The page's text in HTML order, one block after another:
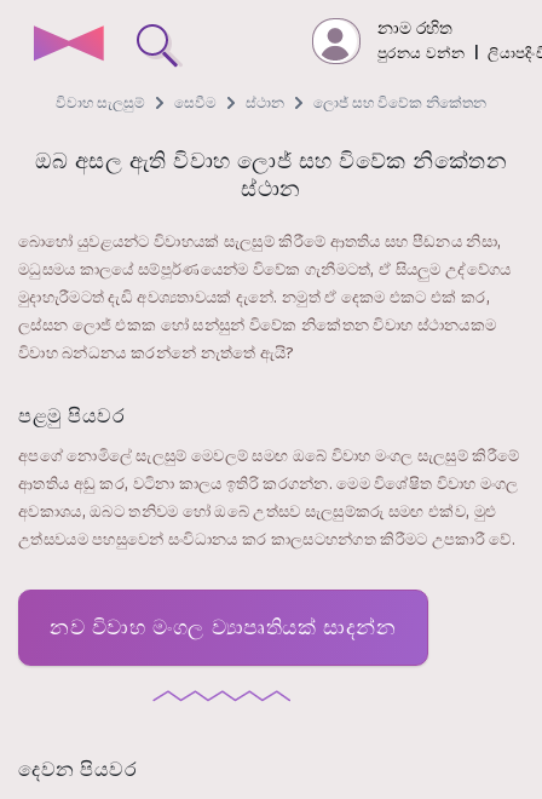
නාම රහිත
පුරනය වන්න
විවාහ සැලසුම් සෙවීම ස්ථාන ලොජ් සහ විවේක නිකේතන
ඔබ අසල ඇති විවාහ ලොජ් සහ විවේක නිකේතන
ස්ථාන
බොහෝ යුවළයන්ට විවාහයක් සැලසුම් කිරීමේ ආතතිය සහ පීඩනය නිසා,
මධුසමය කාලයේ සම්පූර්ණයෙන්ම විවේක ගැනීමටත්, ඒ සියලුම උද්වේගය
මුදාහැරීමටත් දැඩි අවශ්‍යතාවයක් දැනේ. නමුත් ඒ දෙකම එකට එක් කර,
ලස්සන ලොජ් එකක හෝ සන්සුන් විවේක නිකේතන විවාහ ස්ථානයකම
විවාහ බන්ධනය කරන්නේ නැත්තේ ඇයි?
පළමු පියවර
අපගේ නොමිලේ සැලසුම් මෙවලම් සමඟ ඔබේ විවාහ මංගල සැලසුම් කිරීමේ
ආතතිය අඩු කර, වටිනා කාලය ඉතිරි කරගන්න. මෙම විශේෂිත විවාහ මංගල
අවකාශය, ඔබට තනිවම හෝ ඔබේ උත්සව සැලසුම්කරු සමඟ එක්ව, මුළු
උත්සවයම පහසුවෙන් සංවිධානය කර කාලසටහන්ගත කිරීමට උපකාරී වේ.
නව විවාහ මංගල ව්‍යාපෘතියක් සාදන්න
දෙවන පියවර